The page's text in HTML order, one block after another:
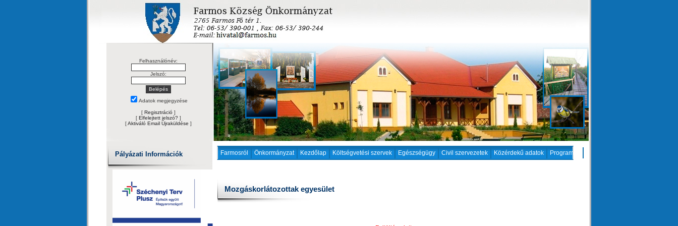
Felhasználónév:
Jelszó:
Adatok megjegyzése
[ Regisztráció ]
[ Elfelejtett jelszó? ]
[Aktiváló Email Újraküldése ]
Pályázati Információk Farmosról Önkormányzat Kezdőlap Költségvetési szervek Egészségügy Civil szervezetek Közérdekű adatok Programok
Mozgáskorlátozottak egyesület